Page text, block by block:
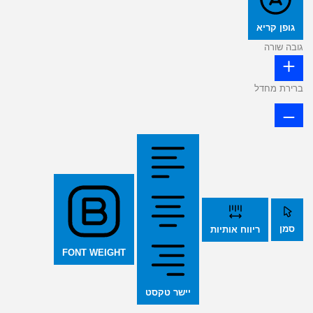
גופן קריא
גובה שורה
ברירת מחדל
סמן ריווח אותיות
יישר טקסט
FONT WEIGHT